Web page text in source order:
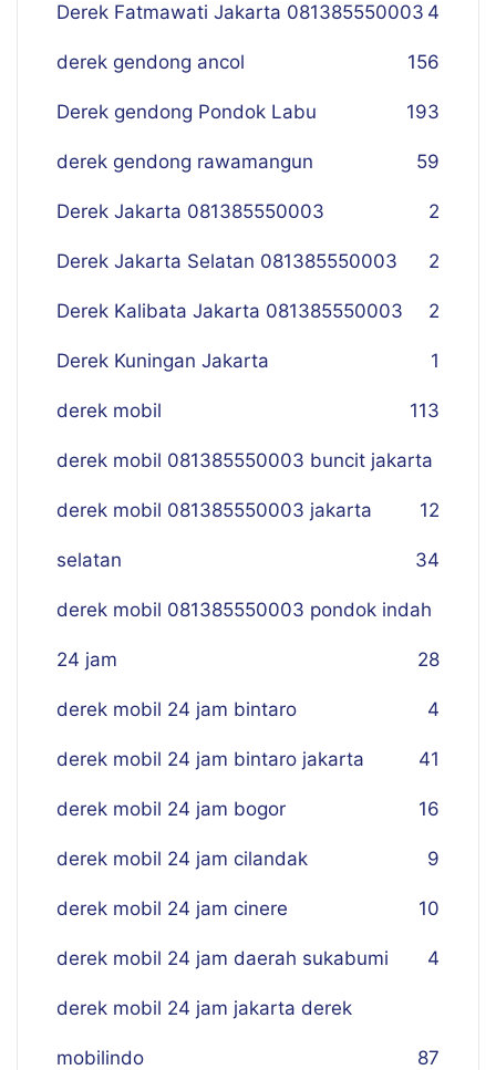
Derek Fatmawati Jakarta 081385550003 4
derek gendong ancol 156
Derek gendong Pondok Labu 193
derek gendong rawamangun 59
Derek Jakarta 081385550003 2
Derek Jakarta Selatan 081385550003 2
Derek Kalibata Jakarta 081385550003 2
Derek Kuningan Jakarta 1
derek mobil 113
derek mobil 081385550003 buncit jakarta
12
derek mobil 081385550003 jakarta
selatan 34
derek mobil 081385550003 pondok indah
24 jam 28
derek mobil 24 jam bintaro 4
derek mobil 24 jam bintaro jakarta 41
derek mobil 24 jam bogor 16
derek mobil 24 jam cilandak 9
derek mobil 24 jam cinere 10
derek mobil 24 jam daerah sukabumi 4
derek mobil 24 jam jakarta derek
mobilindo 87